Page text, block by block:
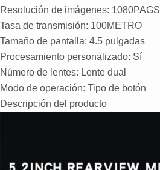
Resolución de imágenes: 1080PAGS
Tasa de transmisión: 100METRO
Tamaño de pantalla: 4.5 pulgadas
Procesamiento personalizado: Sí
Número de lentes: Lente dual
Modo de operación: Tipo de botón
Descripción del producto